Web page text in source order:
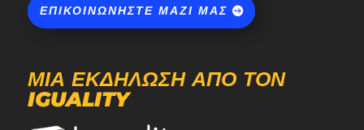
ΕΠΙΚΟΙΝΩΝΉΣΤΕ ΜΑΖΊ ΜΑΣ
ΜΙΑ ΕΚΔΉΛΩΣΗ ΑΠΌ ΤΟΝ
IGUALITY